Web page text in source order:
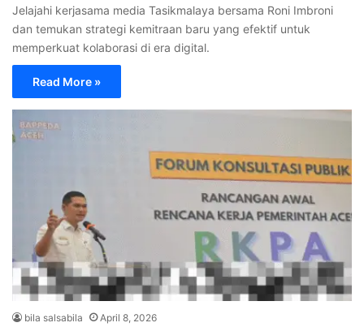
Jelajahi kerjasama media Tasikmalaya bersama Roni Imbroni
dan temukan strategi kemitraan baru yang efektif untuk
memperkuat kolaborasi di era digital.
Read More »
bila salsabila April 8, 2026